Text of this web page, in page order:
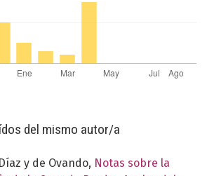
del mismo autor/a
y de Ovando, Notas sobre la